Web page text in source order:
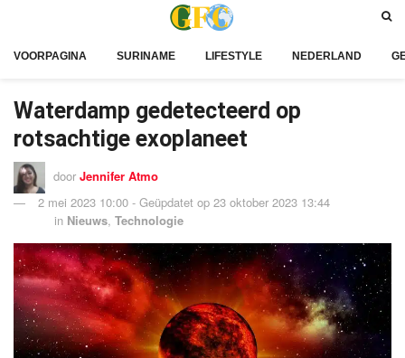
VOORPAGINA SURINAME LIFESTYLE NEDERLAND
Waterdamp gedetecteerd op
rotsachtige exoplaneet
door Jennifer Atmo
2 mei 2023 10:00 - Geüpdatet op 23 oktober 2023 13:44
in Nieuws, Technologie